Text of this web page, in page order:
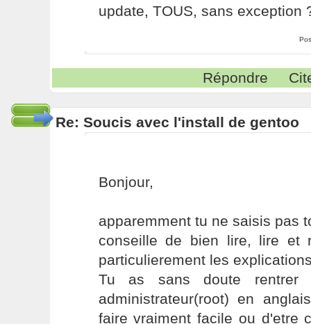
update, TOUS, sans exception
Répondre
Re: Soucis avec l'install de gentoo
Bonjour,
apparemment tu ne saisis pas
conseille de bien lire, lire et
particulierement les
Tu as sans doute
administrateur(root) en
faire vraiment facile ou d'etre